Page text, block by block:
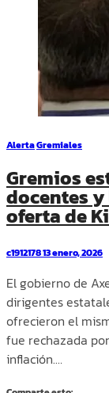
AlertaGremiales
Gremios
docentes
oferta de
c191217813 enero, 2026
El gobierno de
dirigentes
ofrecieron el
fue rechazada
inflación.…